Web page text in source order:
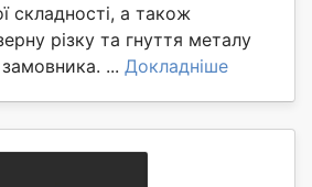
складності, а також
різку та гнуття металу
... Докладніше